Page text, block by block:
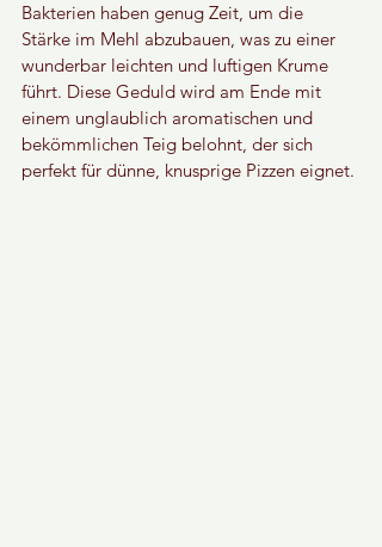
Bakterien haben genug Zeit, um die
Stärke im Mehl abzubauen, was zu einer
wunderbar leichten und luftigen Krume
führt. Diese Geduld wird am Ende mit
einem unglaublich aromatischen und
bekömmlichen Teig belohnt, der sich
perfekt für dünne, knusprige Pizzen eignet.